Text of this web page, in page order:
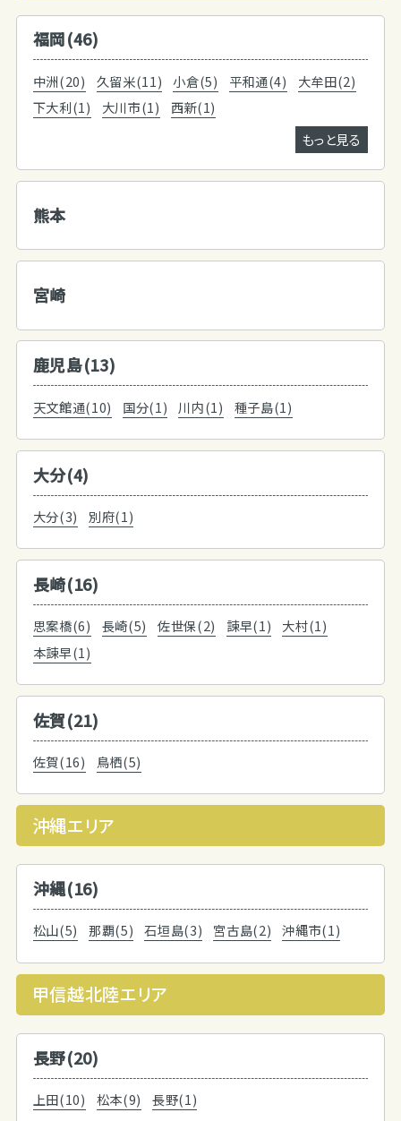
福岡(46)
中洲(20) 久留米(11) 小倉(5) 平和通(4)
大牟田(2)
下大利(1)
大川市(1)
西新(1)
もっと見る
熊本
宮崎
鹿児島(13)
天文館通(10) 国分(1) 川内(1) 種子島(1)
大分(4)
大分(3) 別府(1)
長崎(16)
思案橋(6) 長崎(5) 佐世保(2) 諫早(1)
大村(1)
本諫早(1)
佐賀(21)
佐賀(16) 鳥栖(5)
沖縄エリア
沖縄(16)
松山(5) 那覇(5) 石垣島(3) 宮古島(2) 沖縄市(1)
甲信越北陸エリア
長野(20)
上田(10) 松本(9) 長野(1)